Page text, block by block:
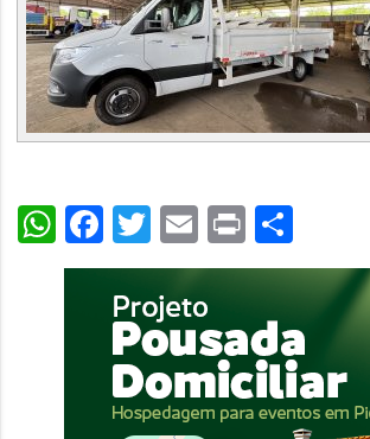
WhatsApp
Facebook
Twitter
Email
PrintShare